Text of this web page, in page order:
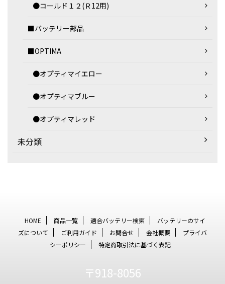
●コールド１２(Ｒ12用)
■バッテリー部品
■OPTIMA
●オプティマイエロー
●オプティマブルー
●オプティマレッド
未分類
HOME 商品一覧 適合バッテリー検索
バッテリーのサイ
ズについて
ご利用ガイド お問合せ 会社概要
プライバ
シーポリシー
特定商取引法に基づく表記
〒918-8056